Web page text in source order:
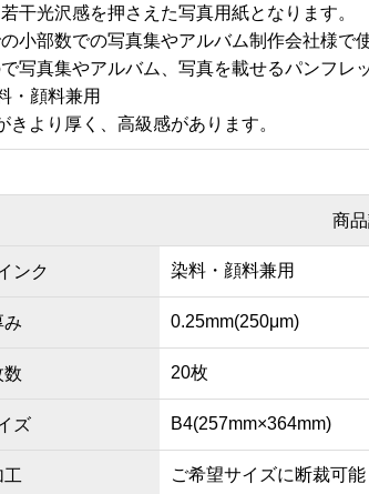
干光沢感を押さえた写真用紙となります。
小部数での写真集やアルバム制作会社様で
写真集やアルバム、写真を載せるパンフレ
・顔料兼用
きより厚く、高級感があります。
商
ンク 染料・顔料兼用
み 0.25mm(250μm)
数 20枚
ズ B4(257mm×364mm)
工 ご希望サイズに断裁可能